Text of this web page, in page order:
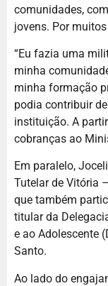
comunidades,
jovens. Por
“Eu fazia uma
minha
minha formação
podia contribuir
instituição. A
cobranças ao
Em paralelo,
Tutelar de Vitória
que também
titular da
e ao Adolescente
Santo.
Ao lado do